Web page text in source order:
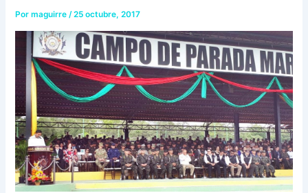
Pormaguirre/25 octubre, 2017